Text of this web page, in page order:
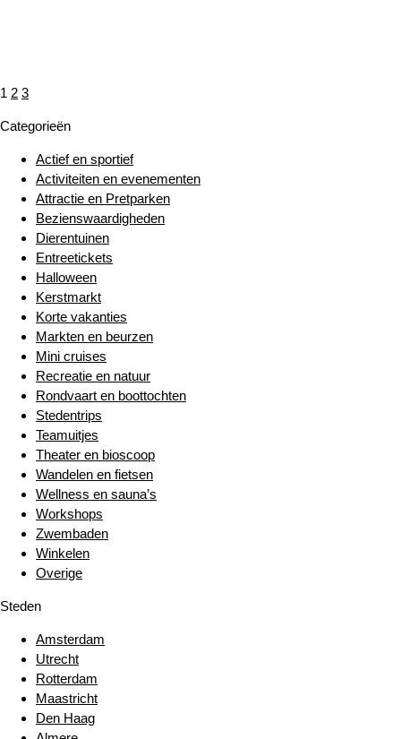
Berichten
paginering
Page
1 Page
2 Page
3Next
Categorieën
Actief en sportief
Activiteiten en evenementen
Attractie en Pretparken
Bezienswaardigheden
Dierentuinen
Entreetickets
Halloween
Kerstmarkt
Korte vakanties
Markten en beurzen
Mini cruises
Recreatie en natuur
Rondvaart en boottochten
Stedentrips
Teamuitjes
Theater en bioscoop
Wandelen en fietsen
Wellness en sauna’s
Workshops
Zwembaden
Winkelen
Overige
Steden
Amsterdam
Utrecht
Rotterdam
Maastricht
Den Haag